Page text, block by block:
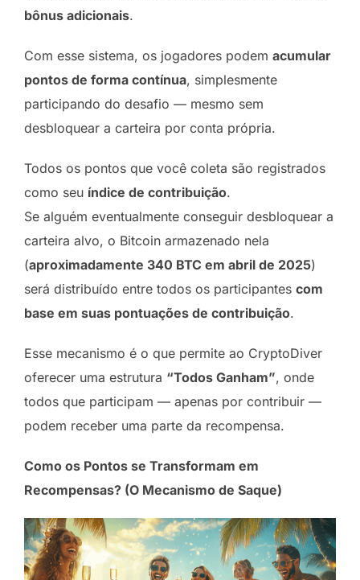
bônus adicionais.
Com esse sistema, os jogadores podem acumular
pontos de forma contínua, simplesmente
participando do desafio — mesmo sem
desbloquear a carteira por conta própria.
Todos os pontos que você coleta são registrados
como seu índice de contribuição.
Se alguém eventualmente conseguir desbloquear a
carteira alvo, o Bitcoin armazenado nela
(aproximadamente 340 BTC em abril de 2025)
será distribuído entre todos os participantes com
base em suas pontuações de contribuição.
Esse mecanismo é o que permite ao CryptoDiver
oferecer uma estrutura “Todos Ganham”, onde
todos que participam — apenas por contribuir —
podem receber uma parte da recompensa.
Como os Pontos se Transformam em
Recompensas? (O Mecanismo de Saque)